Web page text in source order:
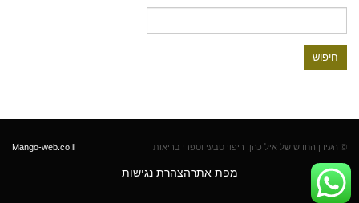
© העידן החדש של איל כהן, ריפוי טבעי וספרי בריאות Mango-web.co.il
מפת אתרהצהרת נגישות